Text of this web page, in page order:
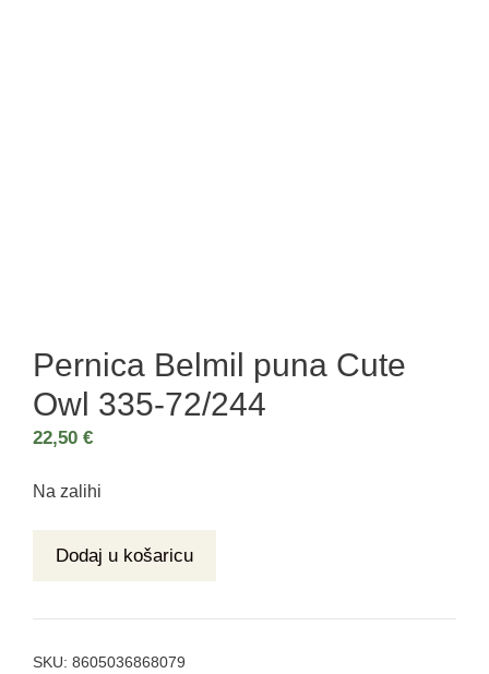
Pernica Belmil puna Cute
Owl 335-72/244
22,50 €
Na zalihi
Dodaj u košaricu
SKU: 8605036868079